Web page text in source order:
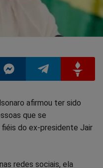
no
Compartilhar
no
no
afirmou ter sido
que se
do ex-presidente Jair
redes sociais, ela